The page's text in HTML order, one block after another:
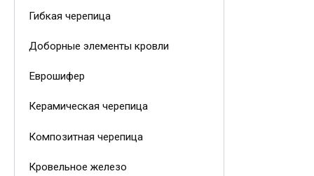
Гибкая черепица
Доборные элементы кровли
Еврошифер
Керамическая черепица
Композитная черепица
Кровельное железо